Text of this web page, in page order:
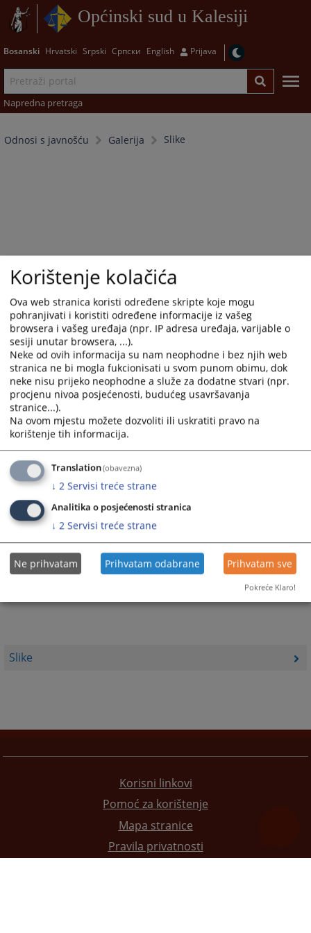
Općinski sud u Kalesiji
Bosanski Hrvatski Srpski Српски English Prijava
Napredna pretraga
Odnosi s javnošću Galerija Slike
Slike
Trenutno nema vijesti
Korisni linkovi
Pomoć za korištenje
Mapa stranice
Pravila privatnosti
Korištenje kolačića
Ova web stranica koristi određene skripte koje mogu
pohranjivati i koristiti određene informacije iz vašeg
browsera i vašeg uređaja (npr. IP adresa uređaja, varijable o
sesiji unutar browsera, ...).
Neke od ovih informacija su nam neophodne i bez njih web
stranica ne bi mogla fukcionisati u svom punom obimu, dok
neke nisu prijeko neophodne a služe za dodatne stvari (npr.
procjenu nivoa posjećenosti, budućeg usavršavanja
stranice...).
Na ovom mjestu možete dozvoliti ili uskratiti pravo na
korištenje tih informacija.
Translation(obavezna)
↓ 2 Servisi treće strane
Analitika o posjećenosti stranica
↓ 2 Servisi treće strane
Ne prihvatam Prihvatam odabrane Prihvatam sve
Pokreće Klaro!